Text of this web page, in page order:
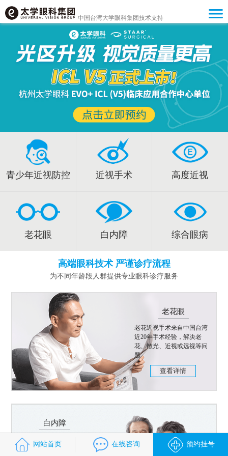
中国台湾大学眼科集团技术支持
青少年近视防控 近视手术 高度近视
老花眼 白内障 综合眼病
高端眼科技术 严谨诊疗流程
为不同年龄段人群提供专业眼科诊疗服务
老花眼
老花近视手术来自中国台湾
近20年手术经验，解决老
花、散光、近视或远视等问
题
查看详情
白内障
飞秒白内障手术智能操作，
个性化手术方案，治疗白内
网站首页 在线咨询 预约挂号